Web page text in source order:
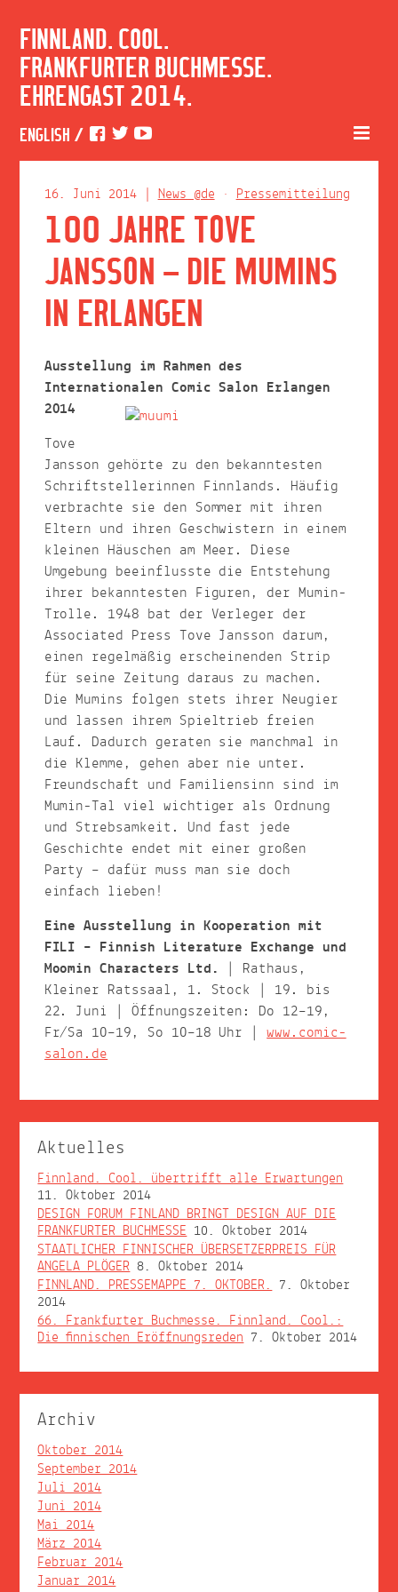
FINNLAND. COOL.
FRANKFURTER BUCHMESSE.
EHRENGAST 2014.
ENGLISH /
16. Juni 2014|News @de•Pressemitteilung
100 JAHRE TOVE
JANSSON – DIE MUMINS
IN ERLANGEN
Ausstellung im Rahmen des
Internationalen Comic Salon Erlangen
2014
Tove
Jansson gehörte zu den bekanntesten
Schriftstellerinnen Finnlands. Häufig
verbrachte sie den Sommer mit ihren
Eltern und ihren Geschwistern in einem
kleinen Häuschen am Meer. Diese
Umgebung beeinflusste die Entstehung
ihrer bekanntesten Figuren, der Mumin-
Trolle. 1948 bat der Verleger der
Associated Press Tove Jansson darum,
einen regelmäßig erscheinenden Strip
für seine Zeitung daraus zu machen.
Die Mumins folgen stets ihrer Neugier
und lassen ihrem Spieltrieb freien
Lauf. Dadurch geraten sie manchmal in
die Klemme, gehen aber nie unter.
Freundschaft und Familiensinn sind im
Mumin-Tal viel wichtiger als Ordnung
und Strebsamkeit. Und fast jede
Geschichte endet mit einer großen
Party – dafür muss man sie doch
einfach lieben!
Eine Ausstellung in Kooperation mit
FILI – Finnish Literature Exchange und
Moomin Characters Ltd. | Rathaus,
Kleiner Ratssaal, 1. Stock | 19. bis
22. Juni | Öffnungszeiten: Do 12–19,
Fr/Sa 10–19, So 10–18 Uhr |www.comic-
salon.de
Aktuelles
Finnland. Cool. übertrifft alle Erwartungen
11. Oktober 2014
DESIGN FORUM FINLAND BRINGT DESIGN AUF DIE
FRANKFURTER BUCHMESSE 10. Oktober 2014
STAATLICHER FINNISCHER ÜBERSETZERPREIS FÜR
ANGELA PLÖGER 8. Oktober 2014
FINNLAND. PRESSEMAPPE 7. OKTOBER. 7. Oktober
2014
66. Frankfurter Buchmesse. Finnland. Cool.:
Die finnischen Eröffnungsreden 7. Oktober 2014
Archiv
Oktober 2014
September 2014
Juli 2014
Juni 2014
Mai 2014
März 2014
Februar 2014
Januar 2014